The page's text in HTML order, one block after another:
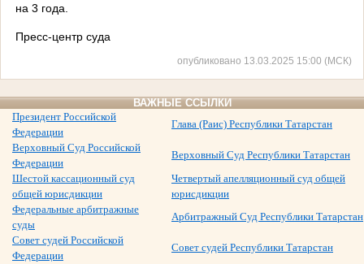
на 3 года.
Пресс-центр суда
опубликовано 13.03.2025 15:00 (МСК)
ВАЖНЫЕ ССЫЛКИ
Президент Российской
Федерации
Глава (Раис) Республики Татарстан
Верховный Суд Российской
Федерации
Верховный Суд Республики Татарстан
Шестой кассационный суд
общей юрисдикции
Четвертый апелляционный суд общей
юрисдикции
Федеральные арбитражные
суды
Арбитражный Суд Республики Татарстан
Совет судей Российской
Федерации
Совет судей Республики Татарстан